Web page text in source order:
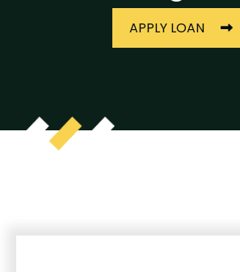
APPLY LOAN